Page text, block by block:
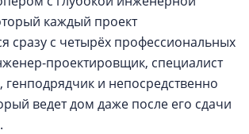
каждый проект
сразу с четырёх профессиональных
проектировщик, специалист
генподрядчик и непосредственно
ведет дом даже после его сдачи